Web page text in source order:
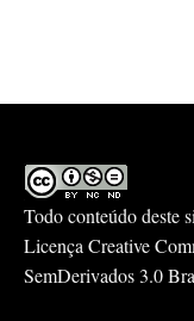
Todo conteúdo deste
LicençaCreative
SemDerivados 3.0